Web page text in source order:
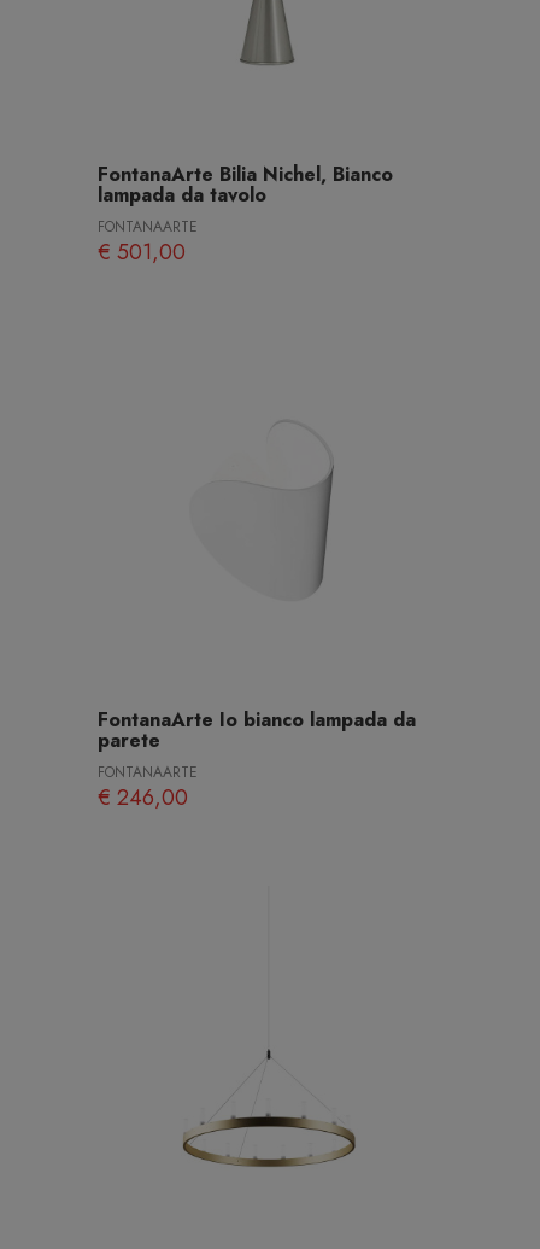
FontanaArte Bilia Nichel, Bianco
lampada da tavolo
FONTANAARTE
€ 501,00
FontanaArte Io bianco lampada da
parete
FONTANAARTE
€ 246,00